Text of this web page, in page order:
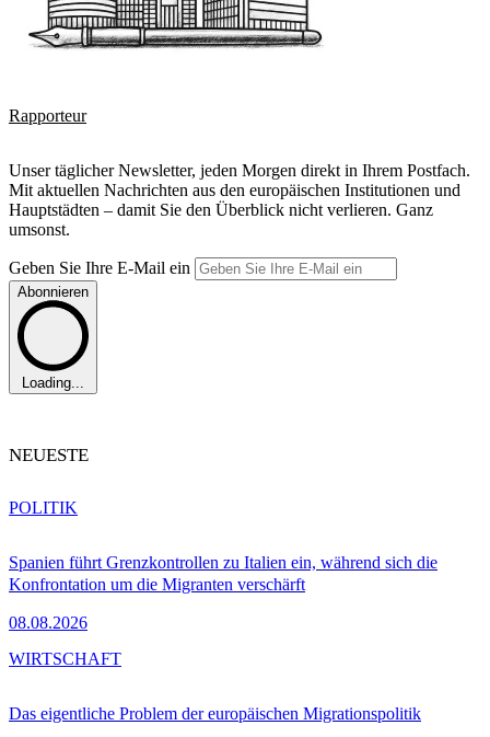
Rapporteur
Unser täglicher Newsletter, jeden Morgen direkt in Ihrem Postfach.
Mit aktuellen Nachrichten aus den europäischen Institutionen und
Hauptstädten – damit Sie den Überblick nicht verlieren. Ganz
umsonst.
Geben Sie Ihre E-Mail ein
Abonnieren
Loading...
NEUESTE
Spanien führt Grenzkontrollen zu Italien ein, während sich die
Konfrontation um die Migranten verschärft
08.08.2026
POLITIK
Das eigentliche Problem der europäischen Migrationspolitik
WIRTSCHAFT